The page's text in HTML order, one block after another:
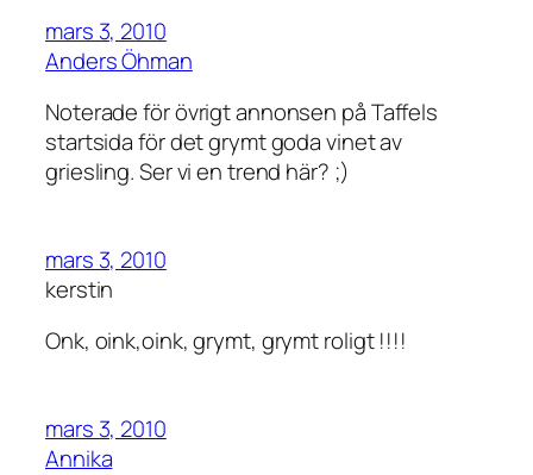
mars 3, 2010
Anders Öhman
Noterade för övrigt annonsen på Taffels
startsida för det grymt goda vinet av
griesling. Ser vi en trend här? ;)
mars 3, 2010
kerstin
Onk, oink,oink, grymt, grymt roligt !!!!
mars 3, 2010
Annika